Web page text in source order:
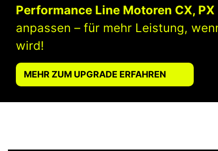
Performance Line Motoren CX, PX
anpassen – für mehr Leistung,
wird!
MEHR ZUM UPGRADE ERFAHREN